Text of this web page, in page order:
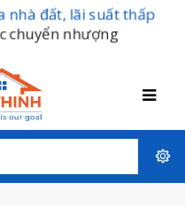
nhà đất, lãi suất thấp
chuyển nhượng